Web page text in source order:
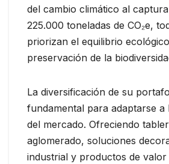
del cambio climático al
225.000 toneladas de CO₂e,
priorizan el equilibrio
preservación de la
La diversificación de su
fundamental para adaptarse a
del mercado. Ofreciendo
aglomerado, soluciones
industrial y productos de valor